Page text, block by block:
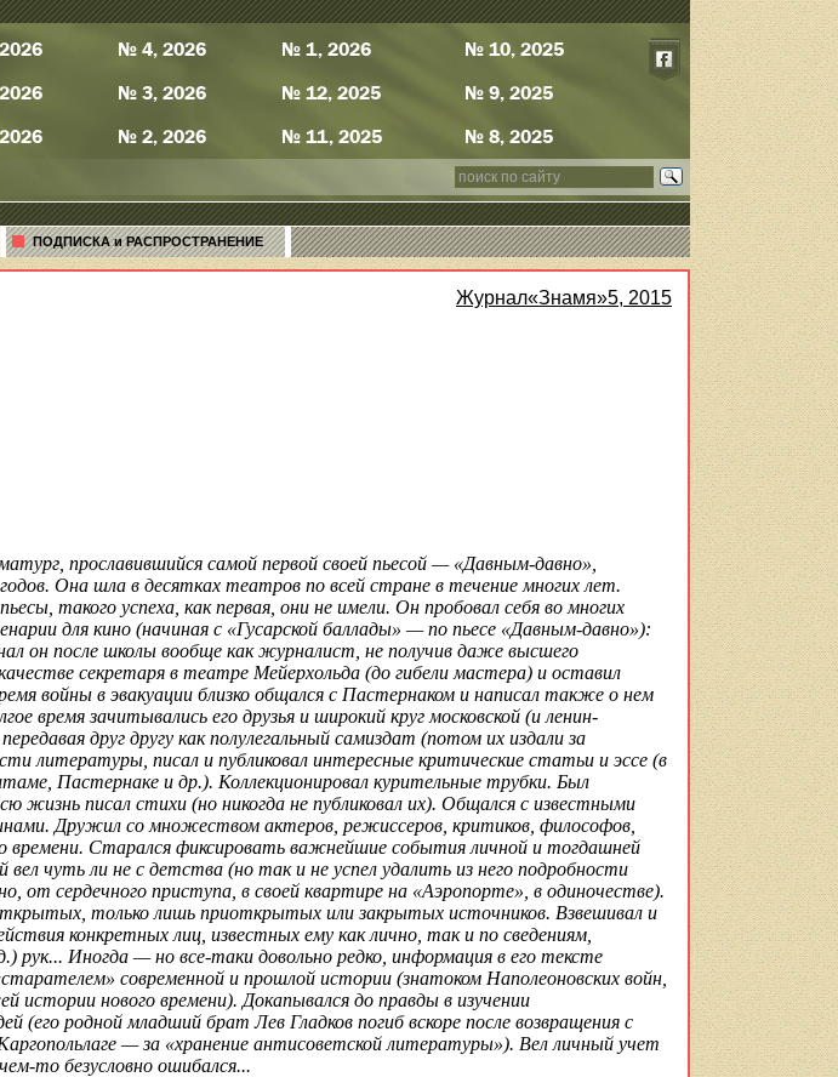
№ 4, 2026
№ 3, 2026
№ 2, 2026
№ 1, 2026
№ 12, 2025
№ 11, 2025
№ 10, 2025
№ 9, 2025
№ 8, 2025
ПОДПИСКА и РАСПРОСТРАНЕНИЕ
Журнал«Знамя»5, 2015
прославившийся самой первой своей пьесой — «Давным-давно»,
Она шла в десятках театров по всей стране в течение многих лет.
такого успеха, как первая, они не имели. Он пробовал себя во многих
для кино (начиная с «Гусарской баллады» — по пьесе «Давным-давно»):
он после школы вообще как журналист, не получив даже высшего
секретаря в театре Мейерхольда (до гибели мастера) и оставил
войны в эвакуации близко общался с Пастернаком и написал также о нем
время зачитывались его друзья и широкий круг московской (и ленин-
друг другу как полулегальный самиздат (потом их издали за
литературы, писал и публиковал интересные критические статьи и эссе (в
Пастернаке и др.). Коллекционировал курительные трубки. Был
жизнь писал стихи (но никогда не публиковал их). Общался с известными
Дружил со множеством актеров, режиссеров, критиков, философов,
времени. Старался фиксировать важнейшие события личной и тогдашней
чуть ли не с детства (но так и не успел удалить из него подробности
от сердечного приступа, в своей квартире на «Аэропорте», в одиночестве).
только лишь приоткрытых или закрытых источников. Взвешивал и
конкретных лиц, известных ему как лично, так и по сведениям,
Иногда — но все-таки довольно редко, информация в его тексте
современной и прошлой истории (знатоком Наполеоновских войн,
истории нового времени). Докапывался до правды в изучении
(его родной младший брат Лев Гладков погиб вскоре после возвращения с
— за «хранение антисоветской литературы»). Вел личный учет
чем-то безусловно ошибался...